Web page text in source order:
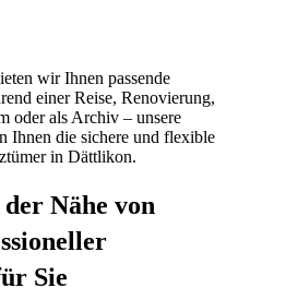
wir Ihnen passende
einer Reise, Renovierung,
oder als Archiv – unsere
Ihnen die sichere und flexible
in Dättlikon.
Nähe von
Sie